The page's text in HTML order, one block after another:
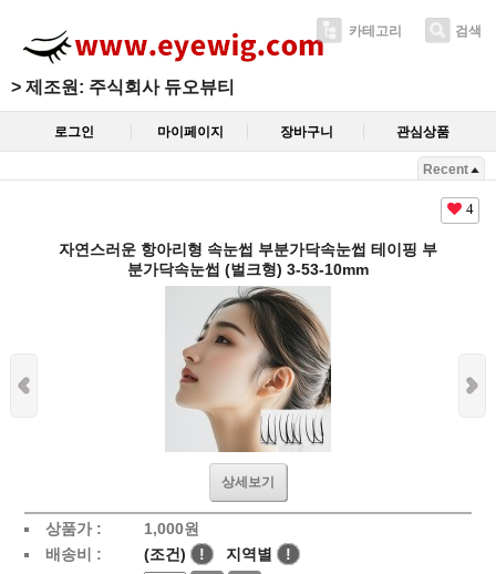
> 제조원: 주식회사 듀오뷰티
카테고리 검색
로그인 마이페이지 장바구니 관심상품
Recent
4
자연스러운 항아리형 속눈썹 부분가닥속눈썹 테이핑 부
분가닥속눈썹 (벌크형) 3-53-10mm
상세보기
상품가 : 1,000원
배송비 :
(조건) ! 지역별
!